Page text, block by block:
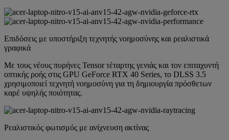
Επιδόσεις με υποστήριξη τεχνητής νοημοσύνης και ρεαλιστικά
γραφικά
Με τους νέους πυρήνες Tensor τέταρτης γενιάς και τον επιταχυντή
οπτικής ροής στις GPU GeForce RTX 40 Series, το DLSS 3.5
χρησιμοποιεί τεχνητή νοημοσύνη για τη δημιουργία πρόσθετων
καρέ υψηλής ποιότητας.
Ρεαλιστικός φωτισμός με ανίχνευση ακτίνας